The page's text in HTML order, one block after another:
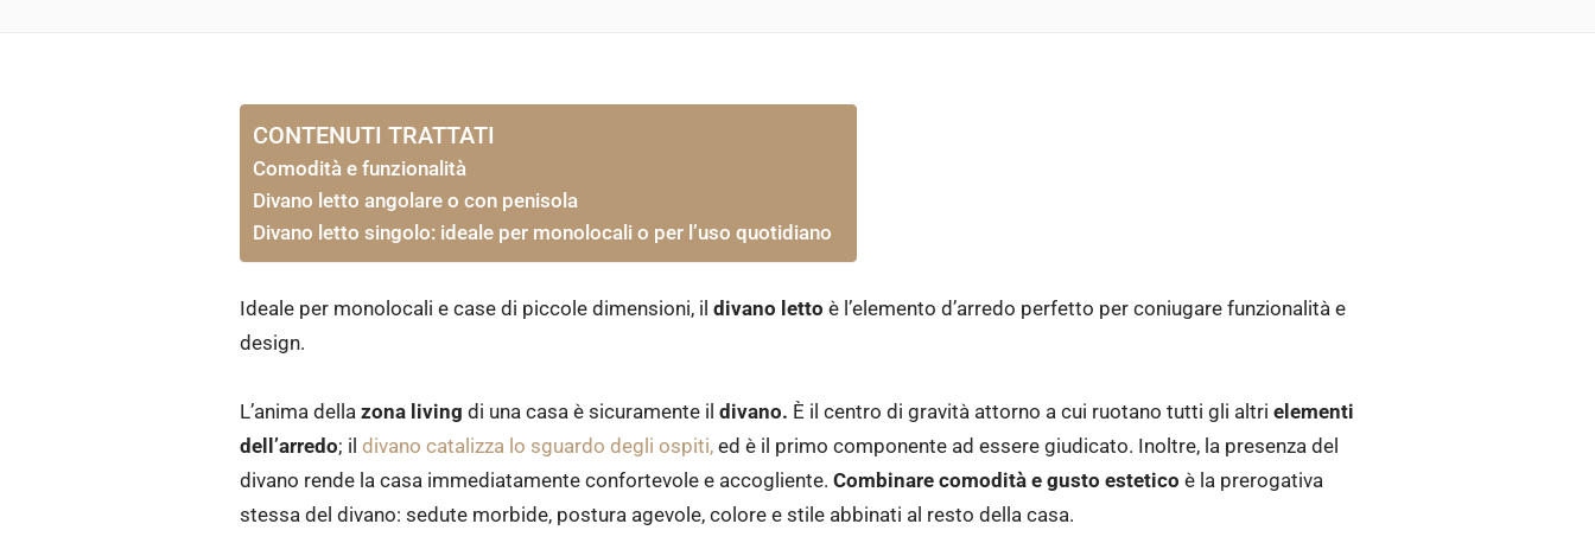
CONTENUTI TRATTATI
Comodità e funzionalità
Divano letto angolare o con penisola
Divano letto singolo: ideale per monolocali o per l’uso quotidiano
Ideale per monolocali e case di piccole dimensioni, il divano letto è l’elemento d’arredo perfetto per coniugare funzionalità e
design.
L’anima della zona living di una casa è sicuramente il divano. È il centro di gravità attorno a cui ruotano tutti gli altri elementi
dell’arredo; il divano catalizza lo sguardo degli ospiti, ed è il primo componente ad essere giudicato. Inoltre, la presenza del
divano rende la casa immediatamente confortevole e accogliente. Combinare comodità e gusto estetico è la prerogativa
stessa del divano: sedute morbide, postura agevole, colore e stile abbinati al resto della casa.